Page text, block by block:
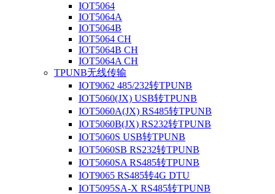
IOT5064
IOT5064A
IOT5064B
IOT5064 CH
IOT5064B CH
IOT5064A CH
TPUNB无线传输
IOT9062 485/232转TPUNB
IOT5060(JX) USB转TPUNB
IOT5060A(JX) RS485转TPUNB
IOT5060B(JX) RS232转TPUNB
IOT5060S USB转TPUNB
IOT5060SB RS232转TPUNB
IOT5060SA RS485转TPUNB
IOT9065 RS485转4G DTU
IOT5095SA-X RS485转TPUNB